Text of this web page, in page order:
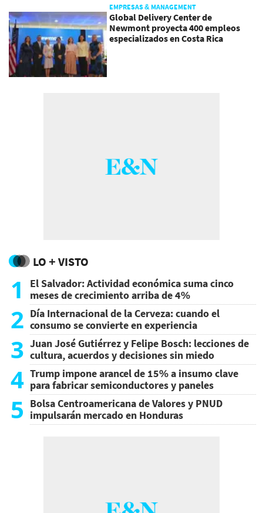
EMPRESAS & MANAGEMENT
Global Delivery Center de
Newmont proyecta 400 empleos
especializados en Costa Rica
LO + VISTO
1
El Salvador: Actividad económica suma cinco
meses de crecimiento arriba de 4%
2 Día Internacional de la Cerveza: cuando el
consumo se convierte en experiencia
3 Juan José Gutiérrez y Felipe Bosch: lecciones de
cultura, acuerdos y decisiones sin miedo
4 Trump impone arancel de 15% a insumo clave
para fabricar semiconductores y paneles
5 Bolsa Centroamericana de Valores y PNUD
impulsarán mercado en Honduras